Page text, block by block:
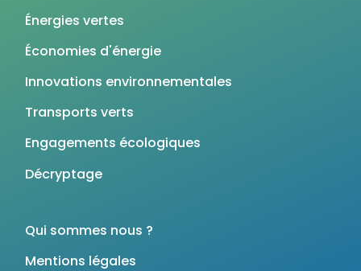
Énergies vertes
Économies d'énergie
Innovations environnementales
Transports verts
Engagements écologiques
Décryptage
Qui sommes nous ?
Mentions légales